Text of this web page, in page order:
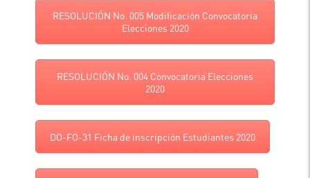
RESOLUCIÓN No. 005 Modificación Convocatoria
Elecciones 2020
RESOLUCIÓN No. 004 Convocatoria Elecciones
2020
DO-FO-31 Ficha de inscripción Estudiantes 2020